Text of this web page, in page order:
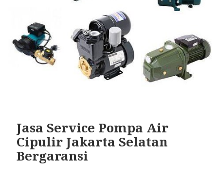
Jasa Service Pompa Air
Cipulir Jakarta Selatan
Bergaransi